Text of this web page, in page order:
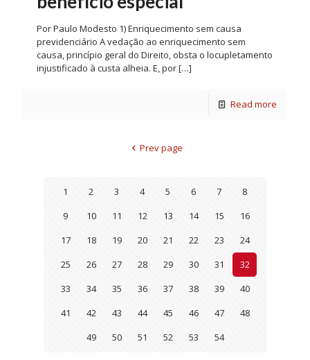
Por Paulo Modesto 1) Enriquecimento sem causa
previdenciário A vedação ao enriquecimento sem
causa, princípio geral do Direito, obsta o locupletamento
injustificado à custa alheia. E, por[…]
Read more
Prev page
1 2 3 4 5 6 7
8
9
10 11 12 13 14 15
16
17
18 19 20 21 22 23
24
25
26 27 28 29 30 31
32
33
34 35 36 37 38 39
40
41
42 43 44 45 46 47
48
49
50 51 52 53 54